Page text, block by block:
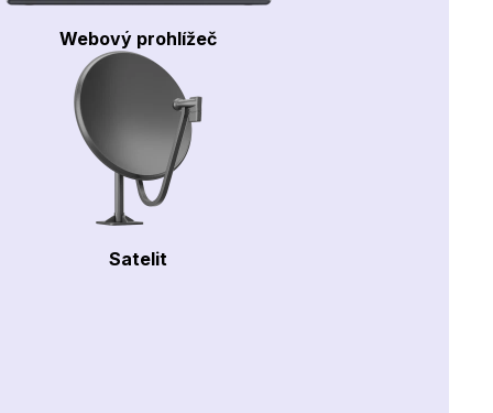
Webový prohlížeč
Satelit